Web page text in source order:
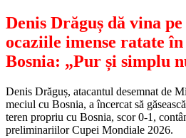
Denis Drăguș dă vina
ocaziile imense ratate
Bosnia: „Pur și simplu
Denis Drăguș, atacantul desemnat de
meciul cu Bosnia, a încercat să
teren propriu cu Bosnia, scor 0-1,
preliminariilor Cupei Mondiale 2026.